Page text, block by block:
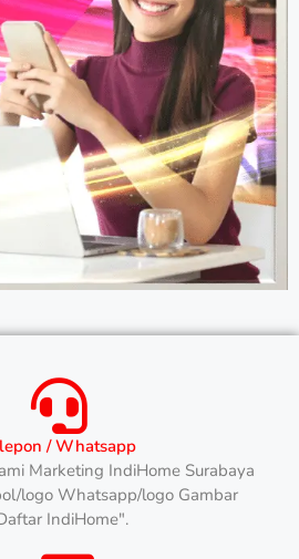
/ Whatsapp
Marketing IndiHome Surabaya
logo Whatsapp/logo Gambar
IndiHome".